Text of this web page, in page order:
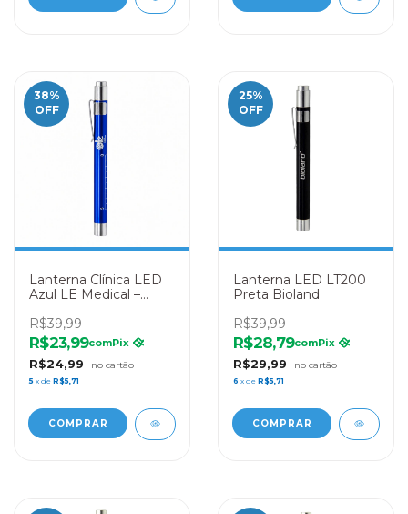
38%
OFF
Lanterna Clínica LED
Azul LE Medical –
Profissional
R$39,99
R$24,99
R$23,99comPix
5 x de R$5,71
25%
OFF
Lanterna LED LT200
Preta Bioland
R$39,99
R$29,99
R$28,79comPix
6 x de R$5,71